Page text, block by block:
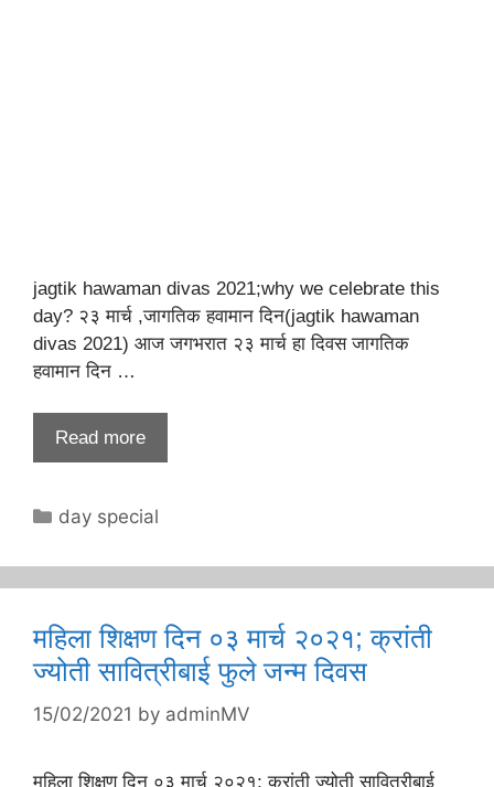
jagtik hawaman divas 2021;why we celebrate this
day? २३ मार्च ,जागतिक हवामान दिन(jagtik hawaman
divas 2021) आज जगभरात २३ मार्च हा दिवस जागतिक
हवामान दिन …
Read more
Categories
day special
महिला शिक्षण दिन ०३ मार्च २०२१; क्रांती
ज्योती सावित्रीबाई फुले जन्म दिवस
15/02/2021 by adminMV
महिला शिक्षण दिन ०३ मार्च २०२१; क्रांती ज्योती सावित्रीबाई